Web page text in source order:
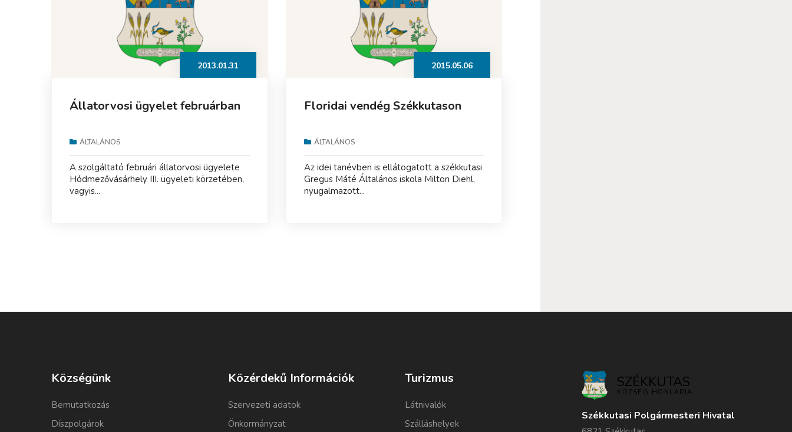
2013.01.31
Állatorvosi ügyelet februárban
ÁLTALÁNOS
A szolgáltató februári állatorvosi ügyelete
Hódmezővásárhely III. ügyeleti körzetében,
vagyis...
2015.05.06
Floridai vendég Székkutason
ÁLTALÁNOS
Az idei tanévben is ellátogatott a székkutasi
Gregus Máté Általános iskola Milton Diehl,
nyugalmazott...
Községünk
Bemutatkozás
Díszpolgárok
Közérdekű Információk
Szervezeti adatok
Önkormányzat
Turizmus
Látnivalók
Szálláshelyek
SZÉKKUTAS
KÖZSÉG HONLAPJA
Székkutasi Polgármesteri Hivatal